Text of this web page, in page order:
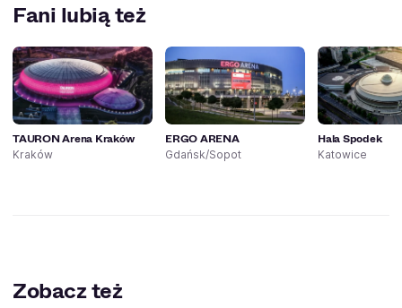
Fani lubią też
TAURON Arena Kraków
Kraków
ERGO ARENA
Gdańsk/Sopot
Hala Spodek
Katowice
Zobacz też